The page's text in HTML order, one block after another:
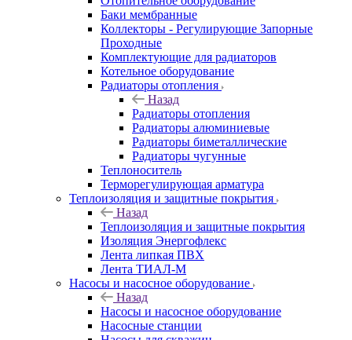
Баки мембранные
Коллекторы - Регулирующие Запорные
Проходные
Комплектующие для радиаторов
Котельное оборудование
Радиаторы отопления
Назад
Радиаторы отопления
Радиаторы алюминиевые
Радиаторы биметаллические
Радиаторы чугунные
Теплоноситель
Терморегулирующая арматура
Теплоизоляция и защитные покрытия
Назад
Теплоизоляция и защитные покрытия
Изоляция Энергофлекс
Лента липкая ПВХ
Лента ТИАЛ-М
Насосы и насосное оборудование
Назад
Насосы и насосное оборудование
Насосные станции